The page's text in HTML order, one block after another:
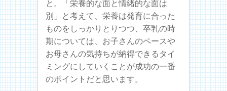
と。「栄養的な面と情緒的な面は
別」と考えて、栄養は発育に合った
ものをしっかりとりつつ、卒乳の時
期については、お子さんのペースや
お母さんの気持ちが納得できるタイ
ミングにしていくことが成功の一番
のポイントだと思います。